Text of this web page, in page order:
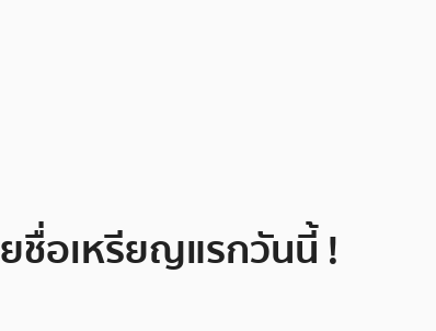
ชื่อเหรียญแรกวันนี้ !